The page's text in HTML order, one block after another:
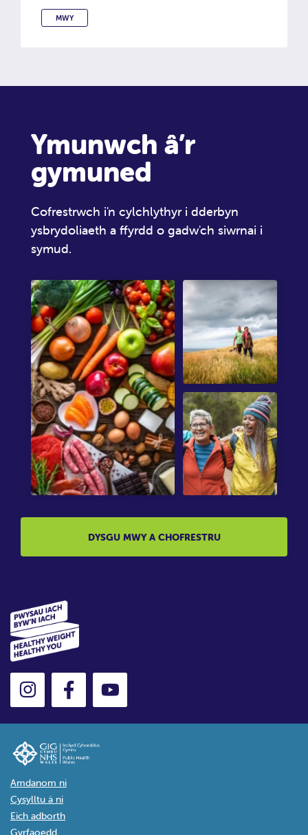
MWY
GWYBODAETH I WEITHWYR PROFFESIYNOL
Ymunwch â’r
gymuned
Cofrestrwch i'n cylchlythyr i dderbyn
ysbrydoliaeth a ffyrdd o gadw'ch siwrnai i
symud.
DYSGU MWY A CHOFRESTRU
Amdanom ni
Cysylltu â ni
Eich adborth